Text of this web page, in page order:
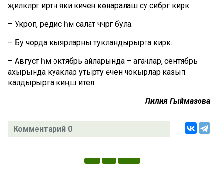
җиләкләргә иртән яки кичен көнаралаш су сибәргә кирәк.
– Укроп, редис һәм салат чәчәргә була.
– Бу чорда кыярларны тукландырырга кирәк.
– Август һәм октябрь айларында – агачлар, сентябрь
ахырында куаклар утырту өчен чокырлар казып
калдырырга киңәш ителә.
Лилия Гыймазова
Комментарий 0